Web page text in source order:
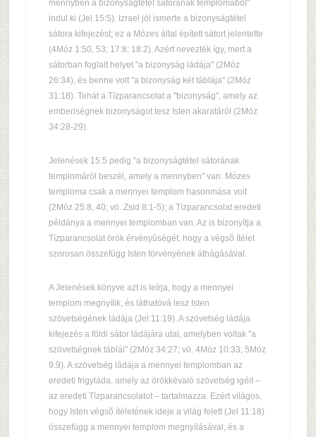
mennyben a bizonyságtétel sátorának templomából"
indul ki (Jel 15:5). Izrael jól ismerte a bizonyságtétel
sátora kifejezést; ez a Mózes által épített sátort jelentette
(4Móz 1:50, 53; 17:8; 18:2). Azért nevezték így, mert a
sátorban foglalt helyet "a bizonyság ládája" (2Móz
26:34), és benne volt "a bizonyság két táblája" (2Móz
31:18). Tehát a Tízparancsolat a "bizonyság", amely az
emberiségnek bizonyságot tesz Isten akaratáról (2Móz
34:28-29).
Jelenések 15:5 pedig "a bizonyságtétel sátorának
templomáról beszél, amely a mennyben" van. Mózes
temploma csak a mennyei templom hasonmása volt
(2Móz 25:8, 40; vö. Zsid 8:1-5); a Tízparancsolat eredeti
példánya a mennyei templomban van. Az is bizonyítja a
Tízparancsolat örök érvényûségét, hogy a végsõ ítélet
szorosan összefügg Isten törvényének áthágásával.
A Jelenések könyve azt is leírja, hogy a mennyei
templom megnyílik, és láthatóvá lesz Isten
szövetségének ládája (Jel:11:19). A szövetség ládája
kifejezés a földi sátor ládájára utal, amelyben voltak "a
szövetségnek táblái" (2Móz 34:27; vö. 4Móz 10:33; 5Móz
9:9). A szövetség ládája a mennyei templomban az
eredeti frigyláda, amely az örökkévaló szövetség igéit –
az eredeti Tízparancsolatot – tartalmazza. Ezért világos,
hogy Isten végsõ ítéletének ideje a világ felett (Jel 11:18)
összefügg a mennyei templom megnyílásával, és a